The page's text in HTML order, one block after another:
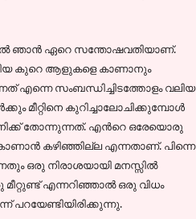
ഞാന്‍ ഏറെ സന്തോഷവതിയാണ്.
കുറെ ആളുകളെ കാണാനും
എന്നെ സംബന്ധിച്ചിടത്തോളം വലിയ
മീറ്റിനെ കുറിച്ചാലോചിക്കുമ്പോള്‍
തോന്നുന്നത്. എന്‍റെ ഒരേയൊരു
കഴിഞ്ഞില്ല എന്നതാണ്. പിന്നെ
ഒരു നിരാശയായി മനസ്സില്‍
എന്നറിഞ്ഞാല്‍ ഒരു വിധം
പറയേണ്ടിയിരിക്കുന്നു.